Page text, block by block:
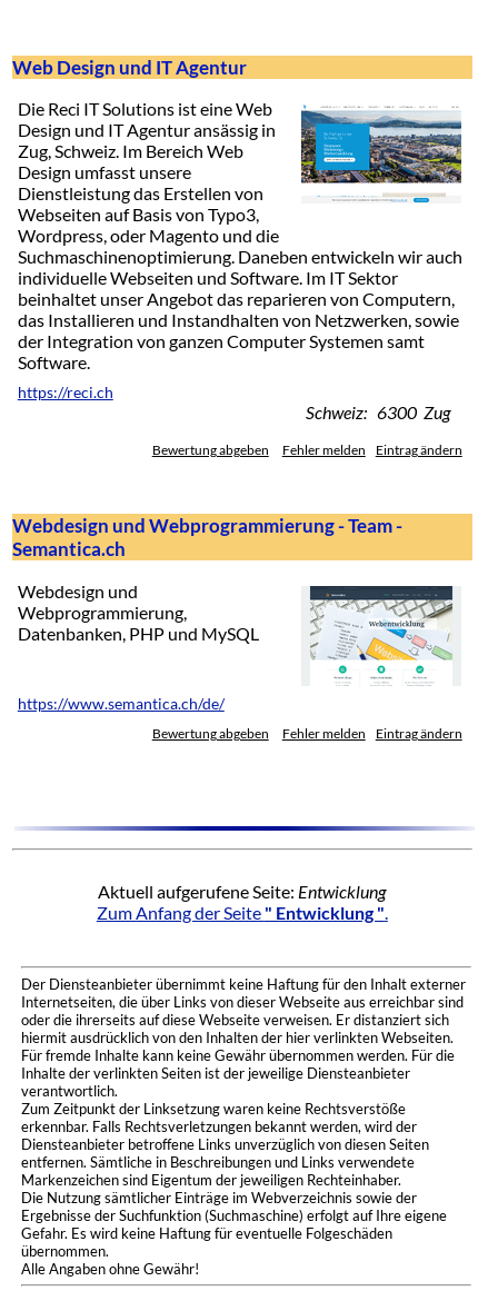
Web Design und IT Agentur
Die Reci IT Solutions ist eine Web
Design und IT Agentur ansässig in
Zug, Schweiz. Im Bereich Web
Design umfasst unsere
Dienstleistung das Erstellen von
Webseiten auf Basis von Typo3,
Wordpress, oder Magento und die
Suchmaschinenoptimierung. Daneben entwickeln wir auch
individuelle Webseiten und Software. Im IT Sektor
beinhaltet unser Angebot das reparieren von Computern,
das Installieren und Instandhalten von Netzwerken, sowie
der Integration von ganzen Computer Systemen samt
Software.
https://reci.ch
Schweiz: 6300 Zug
Bewertung abgeben Fehler melden Eintrag ändern
Webdesign und Webprogrammierung - Team -
Semantica.ch
Webdesign und
Webprogrammierung,
Datenbanken, PHP und MySQL
https://www.semantica.ch/de/
Bewertung abgeben Fehler melden Eintrag ändern
Aktuell aufgerufene Seite: Entwicklung
Zum Anfang der Seite " Entwicklung "
Der Diensteanbieter übernimmt keine Haftung für den Inhalt externer
Internetseiten, die über Links von dieser Webseite aus erreichbar sind
oder die ihrerseits auf diese Webseite verweisen. Er distanziert sich
hiermit ausdrücklich von den Inhalten der hier verlinkten Webseiten.
Für fremde Inhalte kann keine Gewähr übernommen werden. Für die
Inhalte der verlinkten Seiten ist der jeweilige Diensteanbieter
verantwortlich.
Zum Zeitpunkt der Linksetzung waren keine Rechtsverstöße
erkennbar. Falls Rechtsverletzungen bekannt werden, wird der
Diensteanbieter betroffene Links unverzüglich von diesen Seiten
entfernen. Sämtliche in Beschreibungen und Links verwendete
Markenzeichen sind Eigentum der jeweiligen Rechteinhaber.
Die Nutzung sämtlicher Einträge im Webverzeichnis sowie der
Ergebnisse der Suchfunktion (Suchmaschine) erfolgt auf Ihre eigene
Gefahr. Es wird keine Haftung für eventuelle Folgeschäden
übernommen.
Alle Angaben ohne Gewähr!